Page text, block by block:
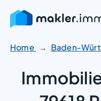
Zum
Inhalt
springen
Home Baden-